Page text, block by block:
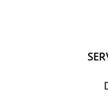
Compresoare